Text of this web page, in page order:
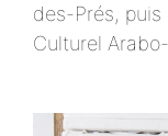
des-Prés,
Culturel